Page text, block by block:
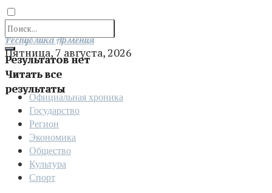
Результатов нет
Читать все
результаты
Отправить
Республика Армения
Пятница, 7 августа, 2026
Официальная хроника
Государство
Регион
Экономика
Общество
Культура
Спорт